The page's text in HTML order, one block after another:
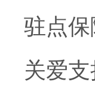
驻点
关爱